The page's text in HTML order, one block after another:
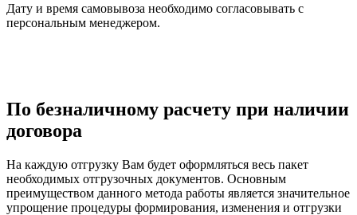
Дату и время самовывоза необходимо согласовывать с
персональным менеджером.
По безналичному расчету при наличии
договора
На каждую отгрузку Вам будет оформляться весь пакет
необходимых отгрузочных документов. Основным
преимуществом данного метода работы является значительное
упрощение процедуры формирования, изменения и отгрузки